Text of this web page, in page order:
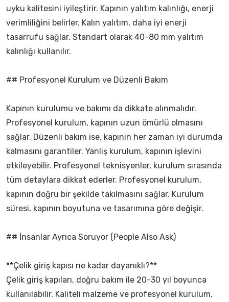
uyku kalitesini iyileştirir. Kapının yalıtım kalınlığı, enerji
verimliliğini belirler. Kalın yalıtım, daha iyi enerji
tasarrufu sağlar. Standart olarak 40-80 mm yalıtım
kalınlığı kullanılır.
## Profesyonel Kurulum ve Düzenli Bakım
Kapının kurulumu ve bakımı da dikkate alınmalıdır.
Profesyonel kurulum, kapının uzun ömürlü olmasını
sağlar. Düzenli bakım ise, kapının her zaman iyi durumda
kalmasını garantiler. Yanlış kurulum, kapının işlevini
etkileyebilir. Profesyonel teknisyenler, kurulum sırasında
tüm detaylara dikkat ederler. Profesyonel kurulum,
kapının doğru bir şekilde takılmasını sağlar. Kurulum
süresi, kapının boyutuna ve tasarımına göre değişir.
## İnsanlar Ayrıca Soruyor (People Also Ask)
**Çelik giriş kapısı ne kadar dayanıklı?**
Çelik giriş kapıları, doğru bakım ile 20-30 yıl boyunca
kullanılabilir. Kaliteli malzeme ve profesyonel kurulum,